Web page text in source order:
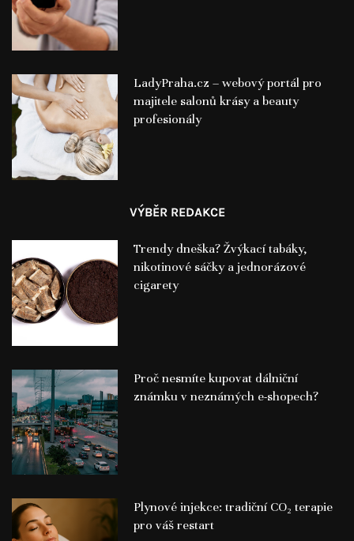
LadyPraha.cz – webový portál pro
majitele salonů krásy a beauty
profesionály
VÝBĚR REDAKCE
Trendy dneška? Žvýkací tabáky,
nikotinové sáčky a jednorázové
cigarety
Proč nesmíte kupovat dálniční
známku v neznámých e-shopech?
Plynové injekce: tradiční CO₂ terapie
pro váš restart